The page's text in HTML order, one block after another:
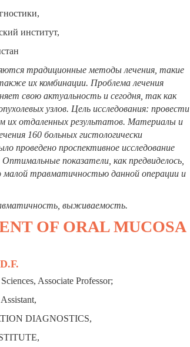
институт,
традиционные методы лечения, такие
их комбинации. Проблема лечения
свою актуальность и сегодня, так как
узлов. Цель исследования: провести
их отдаленных результатов. Материалы и
160 больных гистологически
проведено проспективное исследование
показатели, как предвиделось,
травматичностью данной операции и
выживаемость.
OF ORAL MUCOSA
Associate Professor;
DIAGNOSTICS,